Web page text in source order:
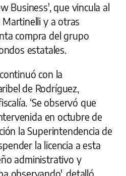
Business', que vincula al
y a otras
compra del grupo
estatales.
con la
de Rodríguez,
‘Se observó que
en octubre de
la Superintendencia de
la licencia a esta
administrativo y
observando', detalló.